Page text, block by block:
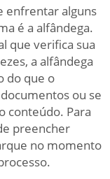
enfrentar alguns
é a alfândega.
que verifica sua
a alfândega
do que o
ou se
conteúdo. Para
preencher
no momento